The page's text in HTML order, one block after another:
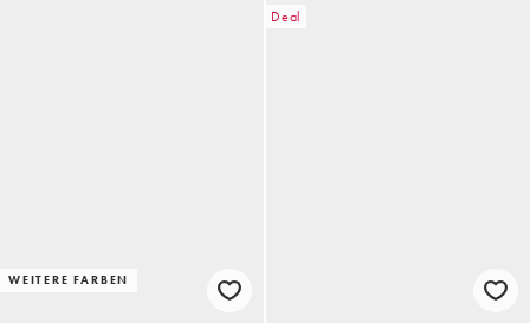
WEITERE FARBEN
Deal